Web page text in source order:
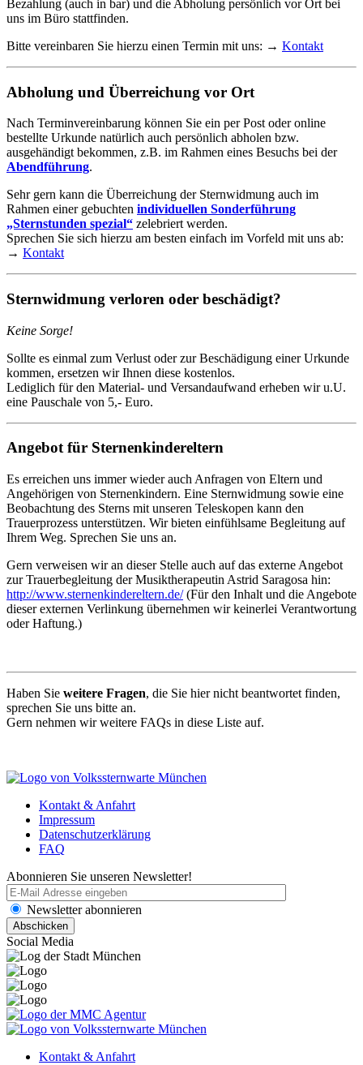
Bezahlung (auch in bar) und die Abholung persönlich vor Ort bei
uns im Büro stattfinden.
Bitte vereinbaren Sie hierzu einen Termin mit uns: → Kontakt
Abholung und Überreichung vor Ort
Nach Terminvereinbarung können Sie ein per Post oder online
bestellte Urkunde natürlich auch persönlich abholen bzw.
ausgehändigt bekommen, z.B. im Rahmen eines Besuchs bei der
Abendführung.
Sehr gern kann die Überreichung der Sternwidmung auch im
Rahmen einer gebuchten individuellen Sonderführung
„Sternstunden spezial“ zelebriert werden.
Sprechen Sie sich hierzu am besten einfach im Vorfeld mit uns ab:
→ Kontakt
Sternwidmung verloren oder beschädigt?
Keine Sorge!
Sollte es einmal zum Verlust oder zur Beschädigung einer Urkunde
kommen, ersetzen wir Ihnen diese kostenlos.
Lediglich für den Material- und Versandaufwand erheben wir u.U.
eine Pauschale von 5,- Euro.
Angebot für Sternenkindereltern
Es erreichen uns immer wieder auch Anfragen von Eltern und
Angehörigen von Sternenkindern. Eine Sternwidmung sowie eine
Beobachtung des Sterns mit unseren Teleskopen kann den
Trauerprozess unterstützen. Wir bieten einfühlsame Begleitung auf
Ihrem Weg. Sprechen Sie uns an.
Gern verweisen wir an dieser Stelle auch auf das externe Angebot
zur Trauerbegleitung der Musiktherapeutin Astrid Saragosa hin:
http://www.sternenkindereltern.de/(Für den Inhalt und die Angebote
dieser externen Verlinkung übernehmen wir keinerlei Verantwortung
oder Haftung.)
Haben Sie weitere Fragen, die Sie hier nicht beantwortet finden,
sprechen Sie uns bitte an.
Gern nehmen wir weitere FAQs in diese Liste auf.
Kontakt & Anfahrt
Impressum
Datenschutzerklärung
FAQ
Abonnieren Sie unseren Newsletter!
Newsletter abonnieren
Social Media
Kontakt & Anfahrt